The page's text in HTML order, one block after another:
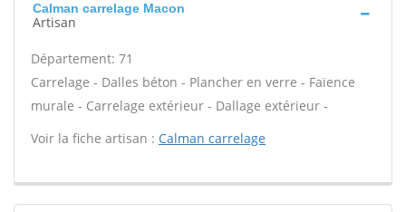
Calman carrelage Macon
Artisan
Département: 71
Carrelage - Dalles béton - Plancher en verre - Faïence
murale - Carrelage extérieur - Dallage extérieur -
Voir la fiche artisan : Calman carrelage